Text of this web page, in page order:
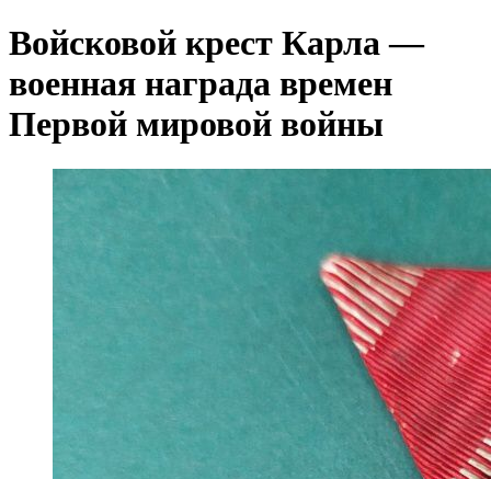
Войсковой крест Карла —
военная награда времен
Первой мировой войны